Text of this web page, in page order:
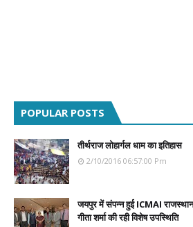
POPULAR POSTS
तीर्थराज लोहार्गल धाम का इतिहास
2/10/2016 06:57:00 Pm
जयपुर में संपन्न हुई ICMAI
गीता शर्मा की रही विशेष उपस्थिति